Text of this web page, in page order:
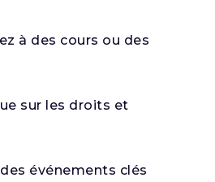
à des cours ou des
sur les droits et
événements clés